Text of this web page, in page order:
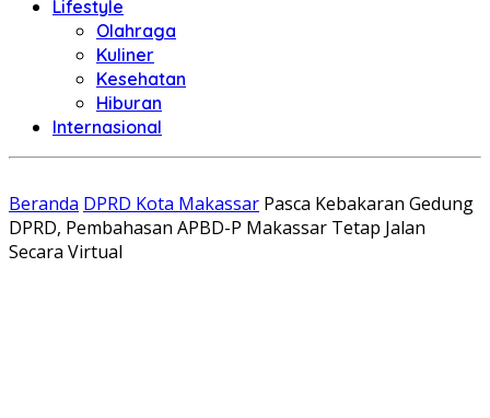
Lifestyle
Olahraga
Kuliner
Kesehatan
Hiburan
Internasional
Beranda DPRD Kota Makassar Pasca Kebakaran Gedung
DPRD, Pembahasan APBD-P Makassar Tetap Jalan
Secara Virtual